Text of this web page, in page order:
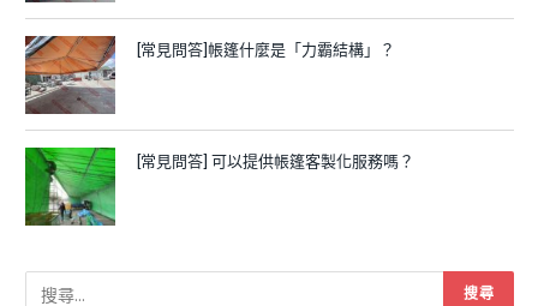
[常見問答]帳篷什麼是「力霸結構」？
[常見問答] 可以提供帳篷客製化服務嗎？